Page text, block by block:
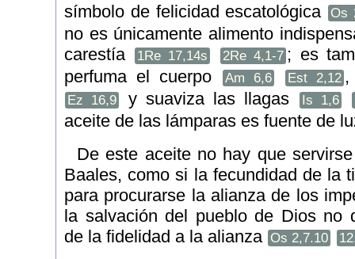
símbolo de felicidad escatológica
Os
no es únicamente alimento
carestía
1Re 17,14s 2Re 4,1-7 ; es
perfuma el cuerpo
Am 6,6 Est 2,12 ,
Ez 16,9 y suaviza las llagas Is 1,6
aceite de las lámparas es fuente de
De este aceite no hay que
Baales, como si la fecundidad de la
para procurarse la alianza de los
la salvación del pueblo de Dios no
de la fidelidad a la alianza Os 2,7.10